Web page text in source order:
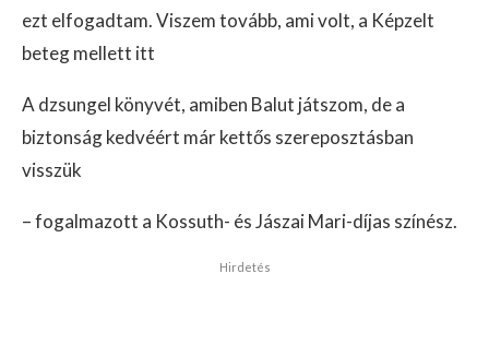
ezt elfogadtam. Viszem tovább, ami volt, a Képzelt
beteg mellett itt
A dzsungel könyvét, amiben Balut játszom, de a
biztonság kedvéért már kettős szereposztásban
visszük
– fogalmazott a Kossuth- és Jászai Mari-díjas színész.
Hirdetés